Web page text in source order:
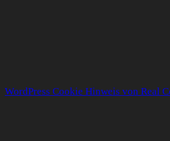
WordPress Cookie Hinweis von Real